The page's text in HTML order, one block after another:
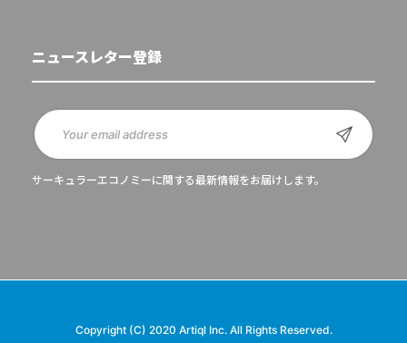
ニュースレター登録
サーキュラーエコノミーに関する最新情報をお届けします。
Copyright (C) 2020 Artiql Inc. All Rights Reserved.